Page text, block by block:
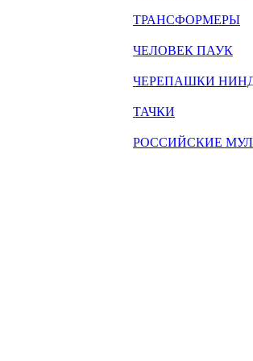
ТРАНСФОРМЕРЫ
ЧЕЛОВЕК ПАУК
ЧЕРЕПАШКИ
ТАЧКИ
РОССИЙСКИЕ